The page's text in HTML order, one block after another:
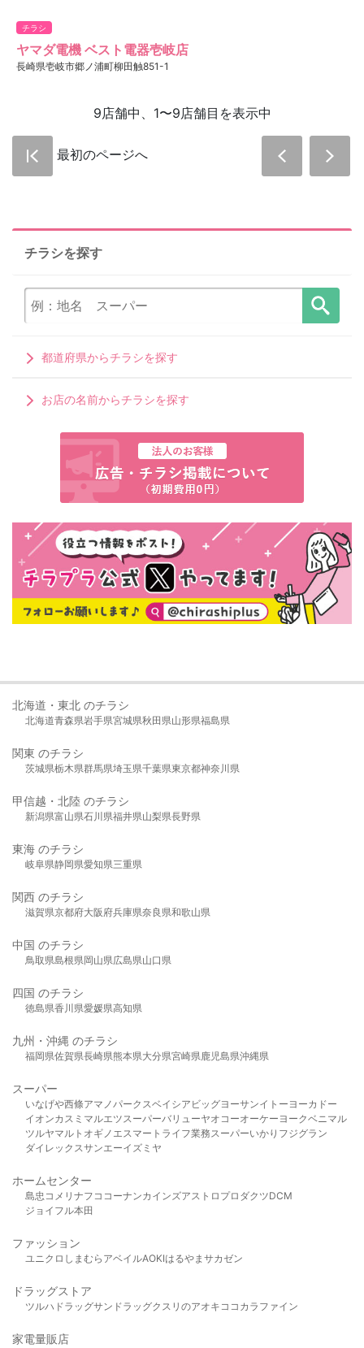
チラシ
ヤマダ電機 ベスト電器壱岐店
長崎県壱岐市郷ノ浦町柳田触851-1
9店舗中、1〜9店舗目を表示中
最初のページへ
チラシを探す
都道府県からチラシを探す
お店の名前からチラシを探す
北海道・東北 のチラシ
北海道青森県岩手県宮城県秋田県山形県福島県
関東 のチラシ
茨城県栃木県群馬県埼玉県千葉県東京都神奈川県
甲信越・北陸 のチラシ
新潟県富山県石川県福井県山梨県長野県
東海 のチラシ
岐阜県静岡県愛知県三重県
関西 のチラシ
滋賀県京都府大阪府兵庫県奈良県和歌山県
中国 のチラシ
鳥取県島根県岡山県広島県山口県
四国 のチラシ
徳島県香川県愛媛県高知県
九州・沖縄 のチラシ
福岡県佐賀県長崎県熊本県大分県宮崎県鹿児島県沖縄県
スーパー
いなげや西條アマノパークスベイシア ビッグヨーサンイトーヨーカドー
イオンカスミ マルエツスーパーバリューヤオコーオーケー ヨークベニマル
ツルヤマルト オギノ エスマート ライフ業務スーパーいかり フジグラン
ダイレックスサンエーイズミヤ
ホームセンター
島忠 コメリ ナフコ コーナンカインズアストロプロダクツDCM
ジョイフル本田
ファッション
ユニクロ しまむら アベイルAOKIはるやま サカゼン
ドラッグストア
ツルハドラッグサンドラッグクスリのアオキ ココカラファイン
家電量販店